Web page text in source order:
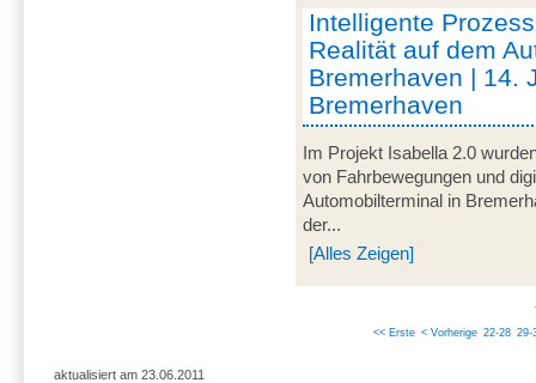
Intelligente
Realität auf dem
Bremerhaven | 14.
Bremerhaven
Im Projekt Isabella 2.0
von Fahrbewegungen und
Automobilterminal in
der...
[Alles Zeigen]
<< Erste < Vorherige 22-28 29-
aktualisiert am 23.06.2011